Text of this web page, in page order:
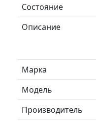
Состояние
Описание
Марка
Модель
Производитель